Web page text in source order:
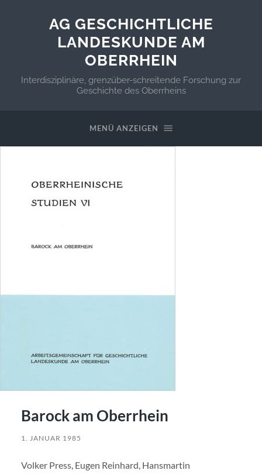
AG GESCHICHTLICHE
LANDESKUNDE AM
OBERRHEIN
Interdisziplinäre, grenzüber-schreitende Forschung zur
Geschichte des Oberrheins
MENÜ ANZEIGEN
Barock am Oberrhein
1. JANUAR 1985
Volker Press, Eugen Reinhard, Hansmartin